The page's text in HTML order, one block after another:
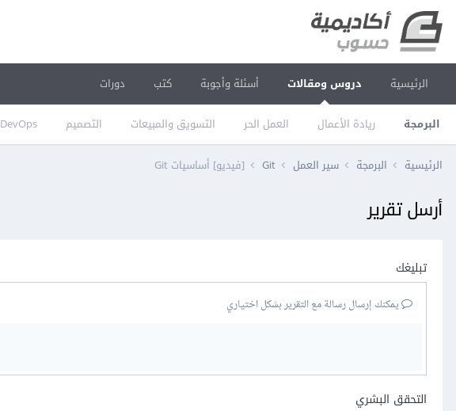
الرئيسية دروس ومقالات
البرمجة ريادة الأعمال العمل الحر التسويق والمبيعات التصميم DevOps
أسئلة وأجوبة كتب دورات
الرئيسية البرمجة سير العمل Git [فيديو] أساسيات Git
أرسل تقرير
تبليغك
يمكنك إرسال رسالة مع التقرير بشكل اختياري
التحقق البشري